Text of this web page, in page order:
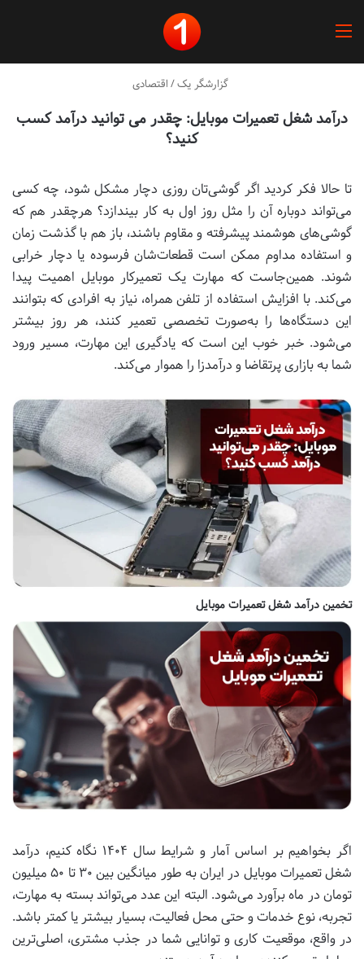
گزارشگر یک/ اقتصادی
درآمد شغل تعمیرات موبایل: چقدر می توانید درآمد کسب
کنید؟
تا حالا فکر کردید اگر گوشی‌تان روزی دچار مشکل شود، چه کسی
می‌تواند دوباره آن را مثل روز اول به کار بیندازد؟ هرچقدر هم که
گوشی‌های هوشمند پیشرفته و مقاوم باشند، باز هم با گذشت زمان
و استفاده مداوم ممکن است قطعات‌شان فرسوده یا دچار خرابی
شوند. همین‌جاست که مهارت یک تعمیرکار موبایل اهمیت پیدا
می‌کند. با افزایش استفاده از تلفن همراه، نیاز به افرادی که بتوانند
این دستگاه‌ها را به‌صورت تخصصی تعمیر کنند، هر روز بیشتر
می‌شود. خبر خوب این است که یادگیری این مهارت، مسیر ورود
شما به بازاری پرتقاضا و درآمدزا را هموار می‌کند.
تخمین درآمد شغل تعمیرات موبایل
اگر بخواهیم بر اساس آمار و شرایط سال ۱۴۰۴ نگاه کنیم، درآمد
شغل تعمیرات موبایل در ایران به طور میانگین بین ۳۰ تا ۵۰ میلیون
تومان در ماه برآورد می‌شود. البته این عدد می‌تواند بسته به مهارت،
تجربه، نوع خدمات و حتی محل فعالیت، بسیار بیشتر یا کمتر باشد.
در واقع، موقعیت کاری و توانایی شما در جذب مشتری، اصلی‌ترین